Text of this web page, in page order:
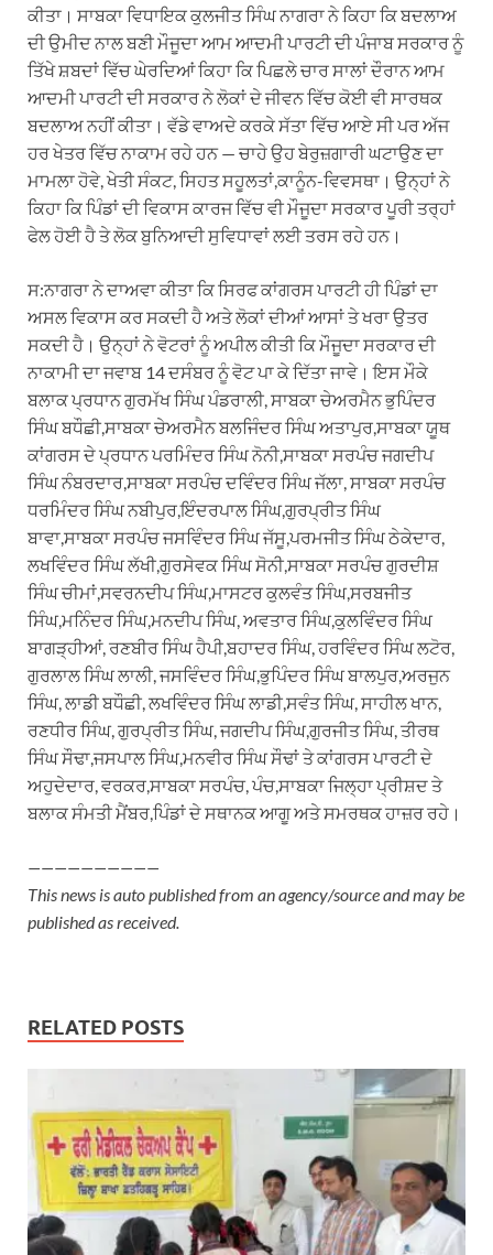
ਕੀਤਾ। ਸਾਬਕਾ ਵਿਧਾਇਕ ਕੁਲਜੀਤ ਸਿੰਘ ਨਾਗਰਾ ਨੇ ਕਿਹਾ ਕਿ ਬਦਲਾਅ
ਦੀ ਉਮੀਦ ਨਾਲ ਬਣੀ ਮੌਜੂਦਾ ਆਮ ਆਦਮੀ ਪਾਰਟੀ ਦੀ ਪੰਜਾਬ ਸਰਕਾਰ ਨੂੰ
ਤਿੱਖੇ ਸ਼ਬਦਾਂ ਵਿੱਚ ਘੇਰਦਿਆਂ ਕਿਹਾ ਕਿ ਪਿਛਲੇ ਚਾਰ ਸਾਲਾਂ ਦੌਰਾਨ ਆਮ
ਆਦਮੀ ਪਾਰਟੀ ਦੀ ਸਰਕਾਰ ਨੇ ਲੋਕਾਂ ਦੇ ਜੀਵਨ ਵਿੱਚ ਕੋਈ ਵੀ ਸਾਰਥਕ
ਬਦਲਾਅ ਨਹੀਂ ਕੀਤਾ। ਵੱਡੇ ਵਾਅਦੇ ਕਰਕੇ ਸੱਤਾ ਵਿੱਚ ਆਏ ਸੀ ਪਰ ਅੱਜ
ਹਰ ਖੇਤਰ ਵਿੱਚ ਨਾਕਾਮ ਰਹੇ ਹਨ — ਚਾਹੇ ਉਹ ਬੇਰੁਜ਼ਗਾਰੀ ਘਟਾਉਣ ਦਾ
ਮਾਮਲਾ ਹੋਵੇ, ਖੇਤੀ ਸੰਕਟ, ਸਿਹਤ ਸਹੂਲਤਾਂ,ਕਾਨੂੰਨ-ਵਿਵਸਥਾ। ਉਨ੍ਹਾਂ ਨੇ
ਕਿਹਾ ਕਿ ਪਿੰਡਾਂ ਦੀ ਵਿਕਾਸ ਕਾਰਜ ਵਿੱਚ ਵੀ ਮੌਜੂਦਾ ਸਰਕਾਰ ਪੂਰੀ ਤਰ੍ਹਾਂ
ਫੇਲ ਹੋਈ ਹੈ ਤੇ ਲੋਕ ਬੁਨਿਆਦੀ ਸੁਵਿਧਾਵਾਂ ਲਈ ਤਰਸ ਰਹੇ ਹਨ।
ਸ:ਨਾਗਰਾ ਨੇ ਦਾਅਵਾ ਕੀਤਾ ਕਿ ਸਿਰਫ ਕਾਂਗਰਸ ਪਾਰਟੀ ਹੀ ਪਿੰਡਾਂ ਦਾ
ਅਸਲ ਵਿਕਾਸ ਕਰ ਸਕਦੀ ਹੈ ਅਤੇ ਲੋਕਾਂ ਦੀਆਂ ਆਸਾਂ ਤੇ ਖਰਾ ਉਤਰ
ਸਕਦੀ ਹੈ। ਉਨ੍ਹਾਂ ਨੇ ਵੋਟਰਾਂ ਨੂੰ ਅਪੀਲ ਕੀਤੀ ਕਿ ਮੌਜੂਦਾ ਸਰਕਾਰ ਦੀ
ਨਾਕਾਮੀ ਦਾ ਜਵਾਬ 14 ਦਸੰਬਰ ਨੂੰ ਵੋਟ ਪਾ ਕੇ ਦਿੱਤਾ ਜਾਵੇ। ਇਸ ਮੌਕੇ
ਬਲਾਕ ਪ੍ਰਧਾਨ ਗੁਰਮੱਖ ਸਿੰਘ ਪੰਡਰਾਲੀ, ਸਾਬਕਾ ਚੇਅਰਮੈਨ ਭੁਪਿੰਦਰ
ਸਿੰਘ ਬਧੌਛੀ,ਸਾਬਕਾ ਚੇਅਰਮੈਨ ਬਲਜਿੰਦਰ ਸਿੰਘ ਅਤਾਪੁਰ,ਸਾਬਕਾ ਯੂਥ
ਕਾਂਗਰਸ ਦੇ ਪ੍ਰਧਾਨ ਪਰਮਿੰਦਰ ਸਿੰਘ ਨੋਨੀ,ਸਾਬਕਾ ਸਰਪੰਚ ਜਗਦੀਪ
ਸਿੰਘ ਨੰਬਰਦਾਰ,ਸਾਬਕਾ ਸਰਪੰਚ ਦਵਿੰਦਰ ਸਿੰਘ ਜੱਲਾ, ਸਾਬਕਾ ਸਰਪੰਚ
ਧਰਮਿੰਦਰ ਸਿੰਘ ਨਬੀਪੁਰ,ਇੰਦਰਪਾਲ ਸਿੰਘ,ਗੁਰਪ੍ਰੀਤ ਸਿੰਘ
ਬਾਵਾ,ਸਾਬਕਾ ਸਰਪੰਚ ਜਸਵਿੰਦਰ ਸਿੰਘ ਜੱਸੂ,ਪਰਮਜੀਤ ਸਿੰਘ ਠੇਕੇਦਾਰ,
ਲਖਵਿੰਦਰ ਸਿੰਘ ਲੱਖੀ,ਗੁਰਸੇਵਕ ਸਿੰਘ ਸੋਨੀ,ਸਾਬਕਾ ਸਰਪੰਚ ਗੁਰਦੀਸ਼
ਸਿੰਘ ਚੀਮਾਂ,ਸਵਰਨਦੀਪ ਸਿੰਘ,ਮਾਸਟਰ ਕੁਲਵੰਤ ਸਿੰਘ,ਸਰਬਜੀਤ
ਸਿੰਘ,ਮਨਿੰਦਰ ਸਿੰਘ,ਮਨਦੀਪ ਸਿੰਘ, ਅਵਤਾਰ ਸਿੰਘ,ਕੁਲਵਿੰਦਰ ਸਿੰਘ
ਬਾਗੜ੍ਹੀਆਂ, ਰਣਬੀਰ ਸਿੰਘ ਹੈਪੀ,ਬਹਾਦਰ ਸਿੰਘ, ਹਰਵਿੰਦਰ ਸਿੰਘ ਲਟੋਰ,
ਗੁਰਲਾਲ ਸਿੰਘ ਲਾਲੀ, ਜਸਵਿੰਦਰ ਸਿੰਘ,ਭੁਪਿੰਦਰ ਸਿੰਘ ਬਾਲਪੁਰ,ਅਰਜੁਨ
ਸਿੰਘ, ਲਾਡੀ ਬਧੌਛੀ, ਲਖਵਿੰਦਰ ਸਿੰਘ ਲਾਡੀ,ਸਵੰਤ ਸਿੰਘ, ਸਾਹੀਲ ਖਾਨ,
ਰਣਧੀਰ ਸਿੰਘ, ਗੁਰਪ੍ਰੀਤ ਸਿੰਘ, ਜਗਦੀਪ ਸਿੰਘ,ਗੁਰਜੀਤ ਸਿੰਘ, ਤੀਰਥ
ਸਿੰਘ ਸੌਢਾ,ਜਸਪਾਲ ਸਿੰਘ,ਮਨਵੀਰ ਸਿੰਘ ਸੌਢਾਂ ਤੇ ਕਾਂਗਰਸ ਪਾਰਟੀ ਦੇ
ਅਹੁਦੇਦਾਰ, ਵਰਕਰ,ਸਾਬਕਾ ਸਰਪੰਚ, ਪੰਚ,ਸਾਬਕਾ ਜਿਲ੍ਹਾ ਪ੍ਰੀਸ਼ਦ ਤੇ
ਬਲਾਕ ਸੰਮਤੀ ਮੈਂਬਰ,ਪਿੰਡਾਂ ਦੇ ਸਥਾਨਕ ਆਗੂ ਅਤੇ ਸਮਰਥਕ ਹਾਜ਼ਰ ਰਹੇ।
——————————
This news is auto published from an agency/source and may be
published as received.
RELATED POSTS